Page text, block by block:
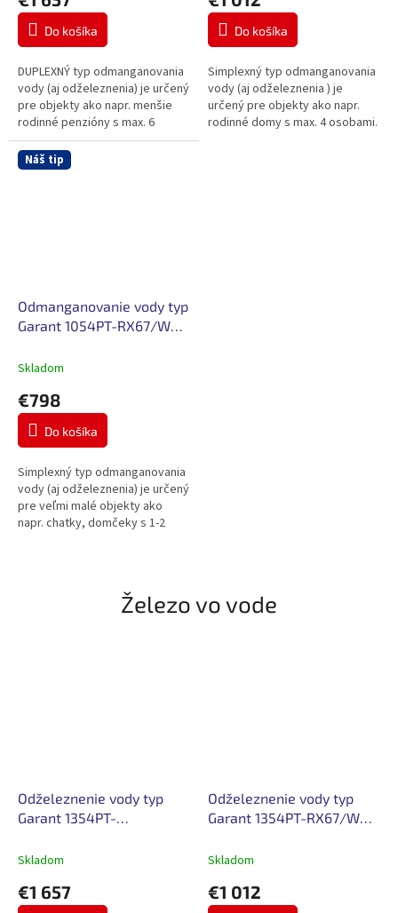
Do košíka
DUPLEXNÝ typ odmanganovania
vody (aj odželeznenia) je určený
pre objekty ako napr. menšie
rodinné penzióny s max. 6
izbami.
Do košíka
Simplexný typ odmanganovania
vody (aj odželeznenia ) je
určený pre objekty ako napr.
rodinné domy s max. 4 osobami.
Náš tip
Odmanganovanie vody typ
Garant 1054PT-RX67/WG-
Skladom
€798
Do košíka
Simplexný typ odmanganovania
vody (aj odželeznenia) je určený
pre veľmi malé objekty ako
napr. chatky, domčeky s 1-2
Železo vo vode
Odželeznenie vody typ
Garant 1354PT-
Skladom
€1 657
Odželeznenie vody typ
Garant 1354PT-RX67/WG-
Skladom
€1 012